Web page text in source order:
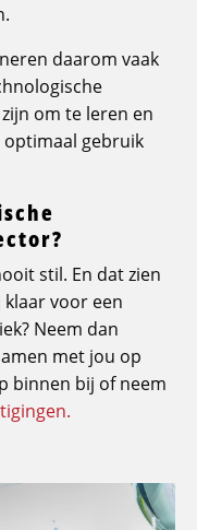
daarom vaak
om te leren en
optimaal gebruik
stil. En dat zien
voor een
Neem dan
met jou op
binnen bij of neem